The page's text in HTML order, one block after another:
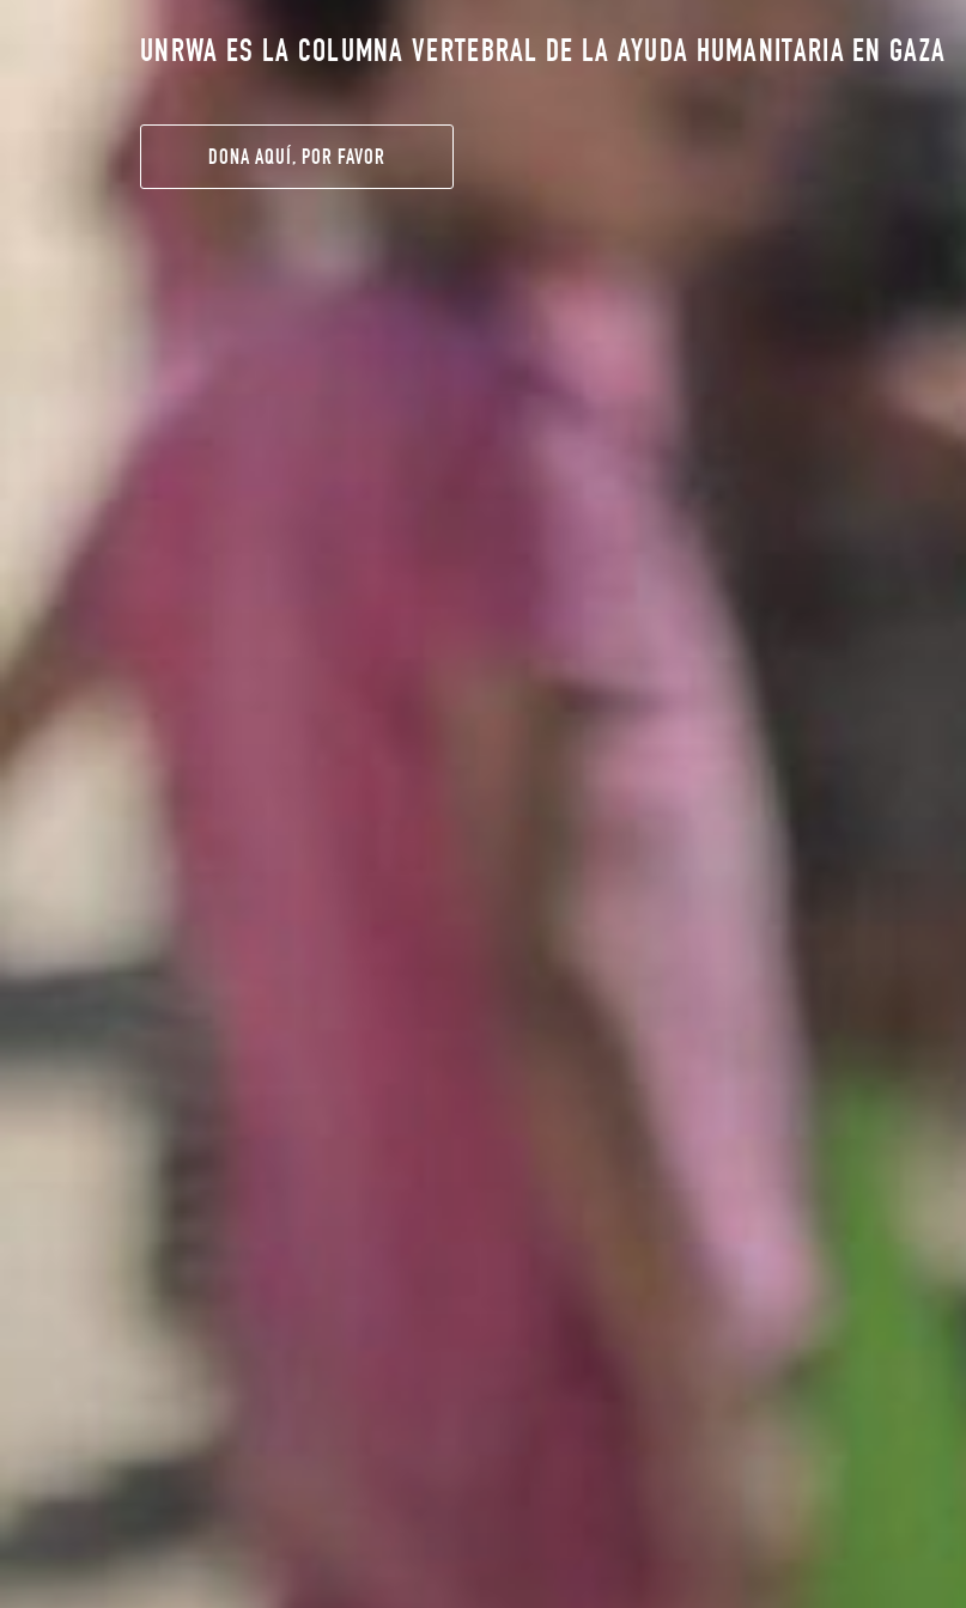
NOS LES ABANDONAREMOS
AYUDA AQUÍ
UNRWA ES LA COLUMNA VERTEBRAL DE LA AYUDA HUMANITARIA EN GAZA
DONA AQUÍ, POR FAVOR
CONSULTA AQUÍ NUESTRAS ACTUALIZACIONES SOBRE LA SITUACIÓN EN GAZA
CONÓCELA AQUÍ
PRODUCTOS SOLIDARIOS, REGALOS PERFECTOS
COMPRA AQUÍ